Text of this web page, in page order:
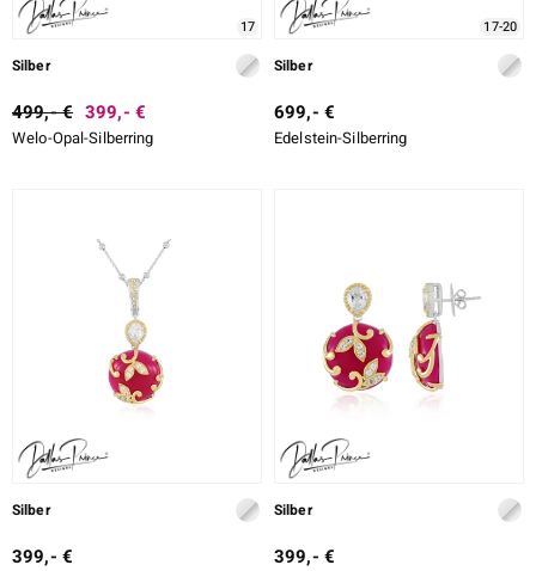
17
Silber
499,- € 399,- €
Welo-Opal-Silberring
17-20
Silber
699,- €
Edelstein-Silberring
Silber
399,- €
Silber
399,- €